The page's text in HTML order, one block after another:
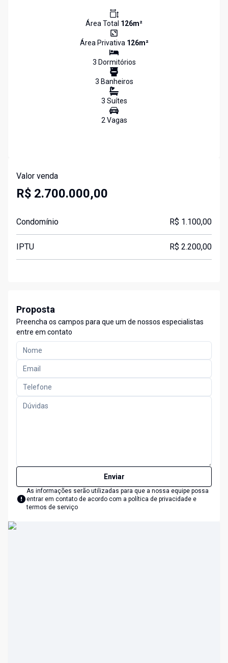
Área Total 126m²
Área Privativa 126m²
3 Dormitórios
3 Banheiros
3 Suítes
2Vagas
Valor venda
R$ 2.700.000,00
Condomínio R$ 1.100,00
IPTU R$ 2.200,00
Proposta
Preencha os campos para que um de nossos especialistas
entre em contato
Enviar
As informações serão utilizadas para que a nossa equipe possa
entrar em contato de acordo com a política de privacidade e
termos de serviço